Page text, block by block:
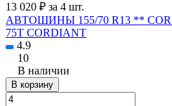
13 020 ₽ за 4 шт.
АВТОШИНЫ 155/70 R13 **
75T CORDIANT
4.9
10
В наличии
В корзину